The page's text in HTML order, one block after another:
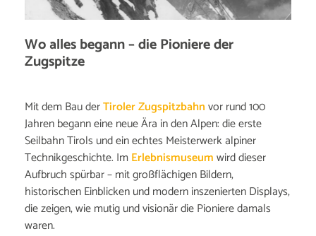
Wo alles begann – die Pioniere der
Zugspitze
Mit dem Bau derTiroler Zugspitzbahnvor rund 100
Jahren begann eine neue Ära in den Alpen: die erste
Seilbahn Tirols und ein echtes Meisterwerk alpiner
Technikgeschichte. ImErlebnismuseumwird dieser
Aufbruch spürbar – mit großflächigen Bildern,
historischen Einblicken und modern inszenierten Displays,
die zeigen, wie mutig und visionär die Pioniere damals
waren.